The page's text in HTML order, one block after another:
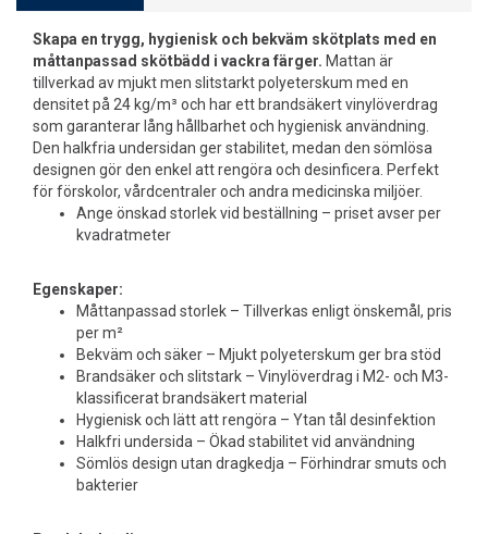
Skapa en trygg, hygienisk och bekväm skötplats med en
måttanpassad skötbädd i vackra färger. Mattan är
tillverkad av mjukt men slitstarkt polyeterskum med en
densitet på 24 kg/m³ och har ett brandsäkert vinylöverdrag
som garanterar lång hållbarhet och hygienisk användning.
Den halkfria undersidan ger stabilitet, medan den sömlösa
designen gör den enkel att rengöra och desinficera. Perfekt
för förskolor, vårdcentraler och andra medicinska miljöer.
Ange önskad storlek vid beställning – priset avser per
kvadratmeter
Egenskaper:
Måttanpassad storlek – Tillverkas enligt önskemål, pris
per m²
Bekväm och säker – Mjukt polyeterskum ger bra stöd
Brandsäker och slitstark – Vinylöverdrag i M2- och M3-
klassificerat brandsäkert material
Hygienisk och lätt att rengöra – Ytan tål desinfektion
Halkfri undersida – Ökad stabilitet vid användning
Sömlös design utan dragkedja – Förhindrar smuts och
bakterier